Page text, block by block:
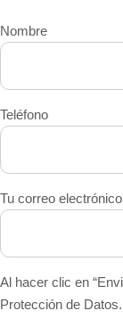
Nombre
Teléfono
Tu correo electrónico
Al hacer clic en
Protección de Datos.